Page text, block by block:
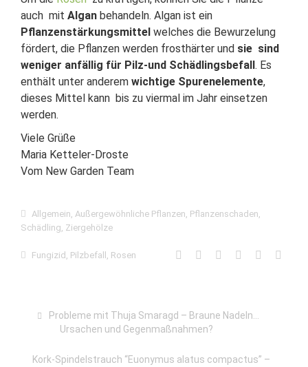
auch mit Algan behandeln. Algan ist ein
Pflanzenstärkungsmittel welches die Bewurzelung
fördert, die Pflanzen werden frosthärter und sie sind
weniger anfällig für Pilz-und Schädlingsbefall. Es
enthält unter anderem wichtige Spurenelemente,
dieses Mittel kann bis zu viermal im Jahr einsetzen
werden.
Viele Grüße
Maria Ketteler-Droste
Vom New Garden Team
Allgemein, Außergewöhnliche Pflanzen, Pflanzenschaden,
Schädling, Ziergehölze
Fungizid , Pilzbefall , Rosen
Probleme mit Thuja Smaragd – Braune Nadeln…
Ursachen und Gegenmaßnahmen?
Kork-Spindelstrauch “Euonymus alatus compactus” –